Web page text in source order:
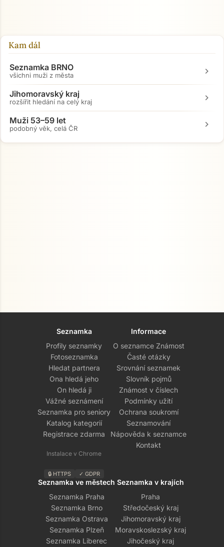
Kam dál
Seznamka BRNO
všichni muži z města chevron_right
Jihomoravský kraj
rozšířit hledání na celý kraj chevron_right
Muži 53–59 let
podobný věk, celá ČR chevron_right
Seznamka
Profily seznamky
Fotoseznamka
Hledat partnera
Ona hledá jeho
On hledá ji
Vážné seznámení
Seznamka pro seniory
Katalog kategorií
Registrace zdarma
Instalace v Chrome
🔒 HTTPS ✓ GDPR
Informace
O seznamce Známost
Časté otázky
Srovnání seznamek
Slovník pojmů
Známost v číslech
Podmínky užití
Ochrana soukromí
Seznamování
Nápověda k seznamce
Kontakt
Seznamka ve městech
Seznamka Praha
Seznamka Brno
Seznamka Ostrava
Seznamka Plzeň
Seznamka Liberec
Seznamka v krajích
Praha
Středočeský kraj
Jihomoravský kraj
Moravskoslezský kraj
Jihočeský kraj